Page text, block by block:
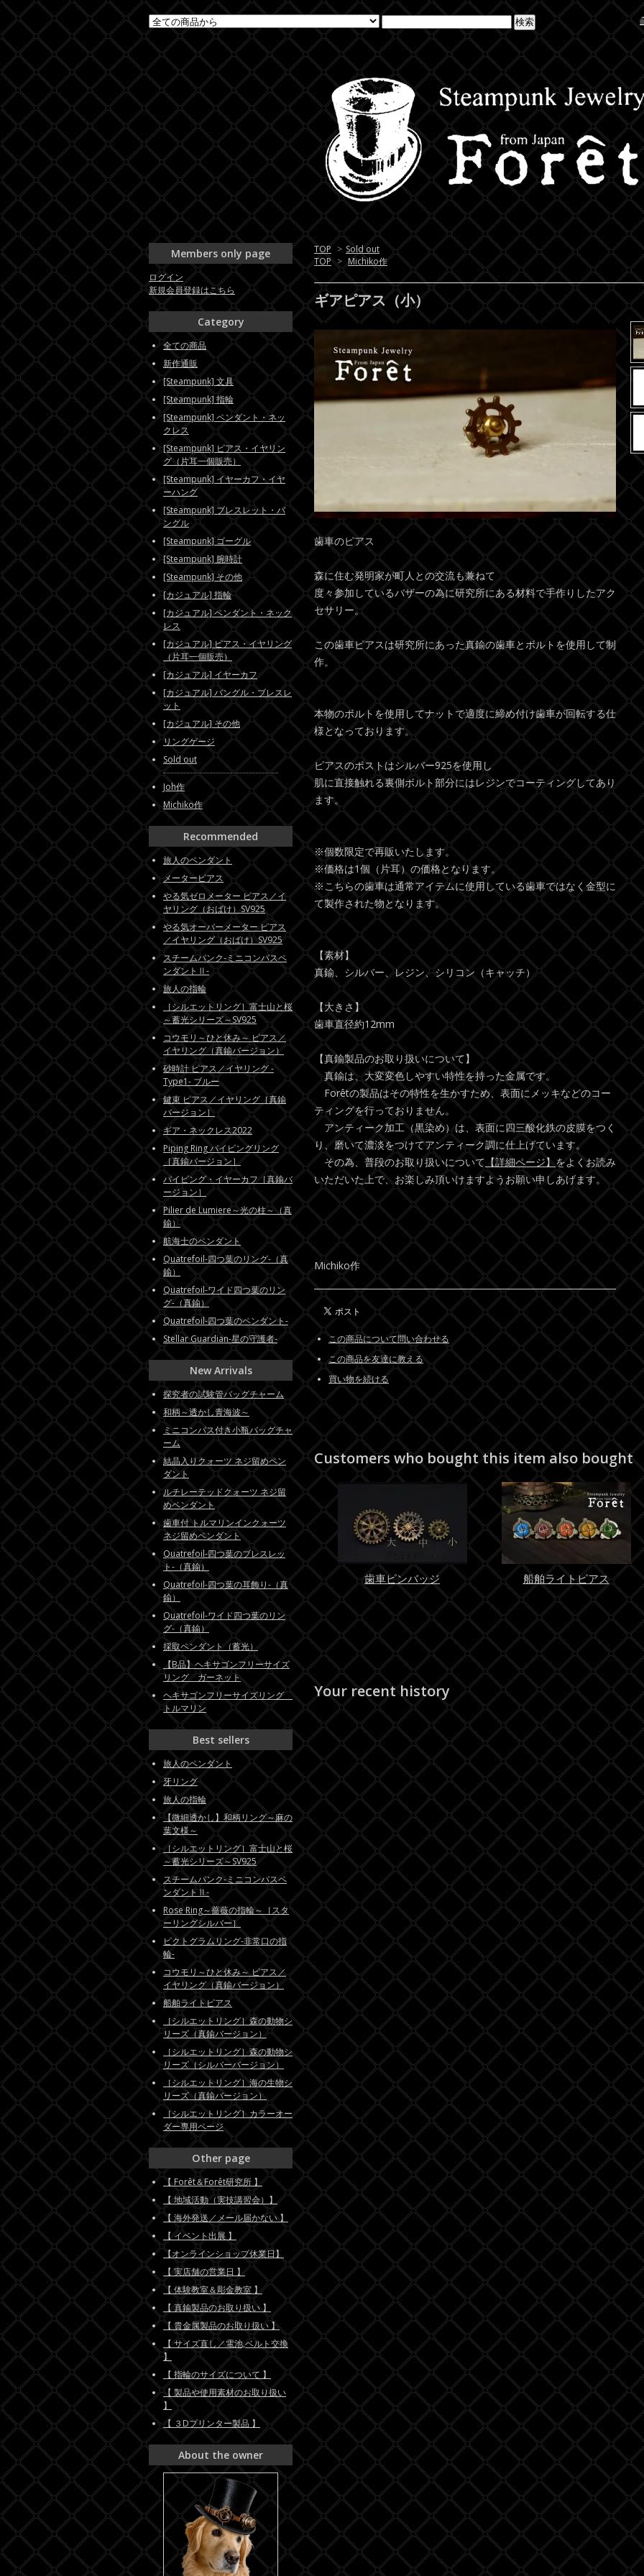
TOP > Sold out
TOP > Michiko作
ギアピアス（小）
歯車のピアス
森に住む発明家が町人との交流も兼ねて
度々参加しているバザーの為に研究所にある材料で手作りしたアク
セサリー。
この歯車ピアスは研究所にあった真鍮の歯車とボルトを使用して制
作。
本物のボルトを使用してナットで適度に締め付け歯車が回転する仕
様となっております。
ピアスのポストはシルバー925を使用し
肌に直接触れる裏側ボルト部分にはレジンでコーティングしてあり
ます。
※個数限定で再販いたします。
※価格は1個（片耳）の価格となります。
※こちらの歯車は通常アイテムに使用している歯車ではなく金型に
て製作された物となります。
【素材】
真鍮、シルバー、レジン、シリコン（キャッチ）
【大きさ】
歯車直径約12mm
【真鍮製品のお取り扱いについて】
真鍮は、大変変色しやすい特性を持った金属です。
Forêtの製品はその特性を生かすため、表面にメッキなどのコー
ティングを行っておりません。
アンティーク加工（黒染め）は、表面に四三酸化鉄の皮膜をつく
り、磨いて濃淡をつけてアンティーク調に仕上げています。
その為、普段のお取り扱いについて 【詳細ページ】をよくお読み
いただいた上で、お楽しみ頂いけますようお願い申しあげます。
Michiko作
この商品について問い合わせる
この商品を友達に教える
買い物を続ける
Customers who bought this item also bought
歯車ピンバッジ 船舶ライトピアス
Your recent history
Members only page
ログイン
新規会員登録はこちら
Category
全ての商品
新作通販
[Steampunk] 文具
[Steampunk] 指輪
[Steampunk] ペンダント・ネッ
クレス
[Steampunk] ピアス・イヤリン
グ（片耳一個販売）
[Steampunk] イヤーカフ・イヤ
ーハング
[Steampunk] ブレスレット・バ
ングル
[Steampunk] ゴーグル
[Steampunk] 腕時計
[Steampunk] その他
[カジュアル] 指輪
[カジュアル] ペンダント・ネック
レス
[カジュアル] ピアス・イヤリング
（片耳一個販売）
[カジュアル] イヤーカフ
[カジュアル] バングル・ブレスレ
ット
[カジュアル] その他
リングゲージ
Sold out
Joh作
Michiko作
Recommended
旅人のペンダント
メーターピアス
やる気ゼロメーター ピアス／イ
ヤリング（おばけ）SV925
やる気オーバーメーター ピアス
／イヤリング（おばけ）SV925
スチームパンク-ミニコンパスペ
ンダントⅡ-
旅人の指輪
［シルエットリング］富士山と桜
～蓄光シリーズ～SV925
コウモリ～ひと休み～ ピアス／
イヤリング（真鍮バージョン）
砂時計 ピアス／イヤリング -
Type1- ブルー
鍵束 ピアス／イヤリング［真鍮
バージョン］
ギア・ネックレス2022
Piping Ring パイピングリング
［真鍮バージョン］
パイピング・イヤーカフ［真鍮バ
ージョン］
Pilier de Lumiere～光の柱～（真
鍮）
航海士のペンダント
Quatrefoil-四つ葉のリング-（真
鍮）
Quatrefoil-ワイド四つ葉のリン
グ-（真鍮）
Quatrefoil-四つ葉のペンダント-
Stellar Guardian-星の守護者-
New Arrivals
探究者の試験管バッグチャーム
和柄～透かし青海波～
ミニコンパス付き小瓶バッグチャ
ーム
結晶入りクォーツ ネジ留めペン
ダント
ルチレーテッドクォーツ ネジ留
めペンダント
歯車付 トルマリンインクォーツ
ネジ留めペンダント
Quatrefoil-四つ葉のブレスレッ
ト-（真鍮）
Quatrefoil-四つ葉の耳飾り-（真
鍮）
Quatrefoil-ワイド四つ葉のリン
グ-（真鍮）
採取ペンダント（蓄光）
【B品】ヘキサゴンフリーサイズ
リング ガーネット
ヘキサゴンフリーサイズリング
トルマリン
Best sellers
旅人のペンダント
牙リング
旅人の指輪
【微細透かし】和柄リング～麻の
葉文様～
［シルエットリング］富士山と桜
～蓄光シリーズ～SV925
スチームパンク-ミニコンパスペ
ンダントⅡ-
Rose Ring～薔薇の指輪～［スタ
ーリングシルバー］
ピクトグラムリング-非常口の指
輪-
コウモリ～ひと休み～ ピアス／
イヤリング（真鍮バージョン）
船舶ライトピアス
［シルエットリング］森の動物シ
リーズ（真鍮バージョン）
［シルエットリング］森の動物シ
リーズ（シルバーバージョン）
［シルエットリング］海の生物シ
リーズ（真鍮バージョン）
［シルエットリング］カラーオー
ダー専用ページ
Other page
【 Forêt＆Forêt研究所 】
【 地域活動（実技講習会）】
【 海外発送／メール届かない 】
【 イベント出展 】
【オンラインショップ休業日】
【 実店舗の営業日 】
【 体験教室＆彫金教室 】
【 真鍮製品のお取り扱い 】
【 貴金属製品のお取り扱い 】
【 サイズ直し／電池,ベルト交換
】
【 指輪のサイズについて 】
【 製品や使用素材のお取り扱い
】
【 ３Dプリンター製品 】
About the owner